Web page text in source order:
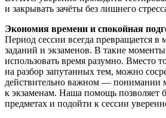
и закрывать зачёты без лишнего
Экономия времени и спокойная
Период сессии всегда превращается в
заданий и экзаменов. В такие
использовать время разумно. Вместо
на разбор запутанных тем, можно
действительно важном — понимании
к экзаменам. Наша помощь позволяет
предметах и подойти к сессии